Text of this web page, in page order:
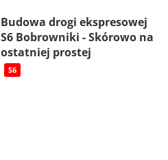
Budowa drogi ekspresowej
S6 Bobrowniki - Skórowo na
ostatniej prostej
S6